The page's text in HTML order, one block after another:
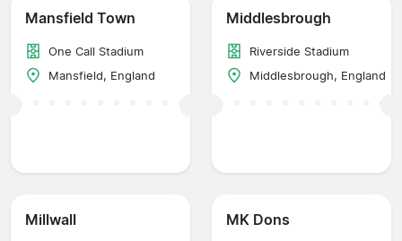
Mansfield Town
One Call Stadium
Mansfield, England
Middlesbrough
Riverside Stadium
Middlesbrough, England
Millwall MK Dons